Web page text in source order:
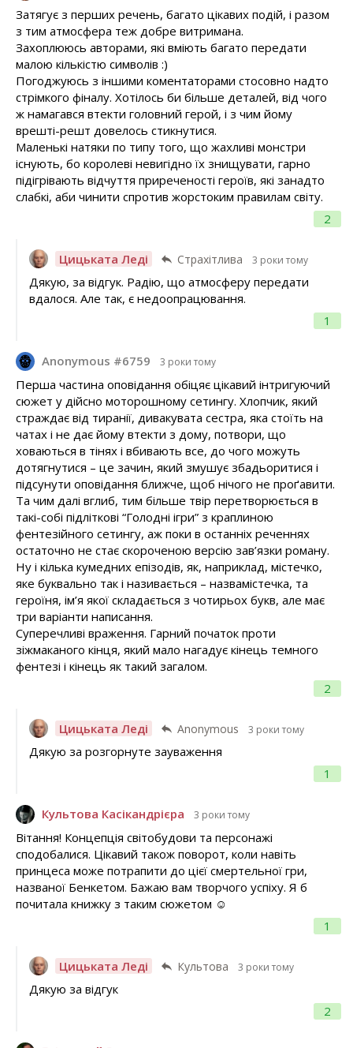
2
Затягує з перших речень, багато цікавих подій, і разом
з тим атмосфера теж добре витримана.
Захоплююсь авторами, які вміють багато передати
малою кількістю символів :)
Погоджуюсь з іншими коментаторами стосовно надто
стрімкого фіналу. Хотілось би більше деталей, від чого
ж намагався втекти головний герой, і з чим йому
врешті-решт довелось стикнутися.
Маленькі натяки по типу того, що жахливі монстри
існують, бо королеві невигідно їх знищувати, гарно
підігрівають відчуття приреченості героїв, які занадто
слабкі, аби чинити спротив жорстоким правилам світу.
Цицьката Леді Страхітлива 3 роки тому
1
Дякую, за відгук. Радію, що атмосферу передати
вдалося. Але так, є недоопрацювання.
Anonymous #6759 3 роки тому
2
Перша частина оповідання обіцяє цікавий інтригуючий
сюжет у дійсно моторошному сетингу. Хлопчик, який
страждає від тиранії, дивакувата сестра, яка стоїть на
чатах і не дає йому втекти з дому, потвори, що
ховаються в тінях і вбивають все, до чого можуть
дотягнутися – це зачин, який змушує збадьоритися і
підсунути оповідання ближче, щоб нічого не проґавити.
Та чим далі вглиб, тим більше твір перетворюється в
такі-собі підліткові “Голодні ігри” з краплиною
фентезійного сетингу, аж поки в останніх реченнях
остаточно не стає скороченою версію зав’язки роману.
Ну і кілька кумедних епізодів, як, наприклад, містечко,
яке буквально так і називається – назвамістечка, та
героїня, ім’я якої складається з чотирьох букв, але має
три варіанти написання.
Суперечливі враження. Гарний початок проти
зіжмаканого кінця, який мало нагадує кінець темного
фентезі і кінець як такий загалом.
Цицьката Леді Anonymous 3 роки тому
1
Дякую за розгорнуте зауваження
Культова Касікандрієра 3 роки тому
1
Вітання! Концепція світобудови та персонажі
сподобалися. Цікавий також поворот, коли навіть
принцеса може потрапити до цієї смертельної гри,
названої Бенкетом. Бажаю вам творчого успіху. Я б
почитала книжку з таким сюжетом ☺
Цицьката Леді Культова 3 роки тому
2
Дякую за відгук